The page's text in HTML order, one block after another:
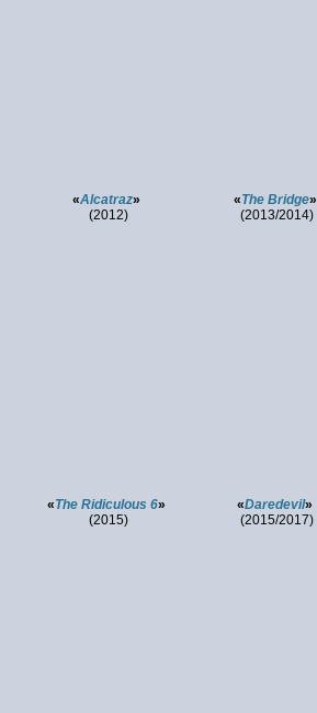
«Alcatraz»
(2012)
«The Bridge»
(2013/2014)
«The Ridiculous 6»
(2015)
«Daredevil»
(2015/2017)